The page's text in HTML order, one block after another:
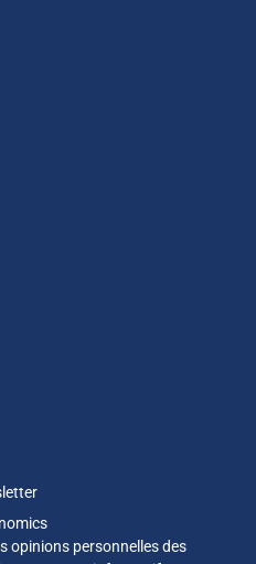
opinions personnelles des